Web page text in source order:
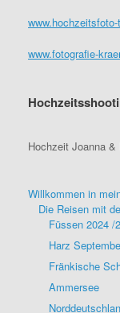
www.fotografie-
Hochzeit Joanna &
Willkommen in
Die Reisen mit
Füssen 2024 /
Harz
Fränkische
Ammersee